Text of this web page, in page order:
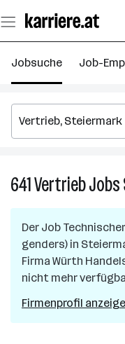
Seiteninhalt
springen
Jobsuche Job-
641VertriebJobs
Der Job
genders) in
Firma Würth
nicht mehr
Firmenprofil